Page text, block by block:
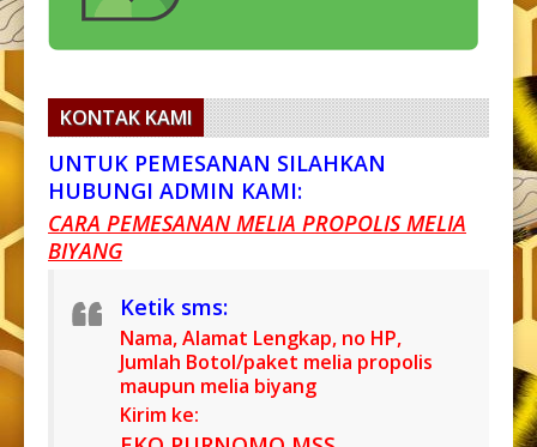
KONTAK KAMI
UNTUK PEMESANAN SILAHKAN
HUBUNGI ADMIN KAMI:
CARA PEMESANAN MELIA PROPOLIS MELIA
BIYANG
Ketik sms:
Nama, Alamat Lengkap, no HP,
Jumlah Botol/paket melia propolis
maupun melia biyang
Kirim ke: